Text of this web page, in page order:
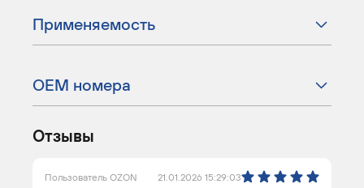
Применяемость
ОЕМ номера
Отзывы
Пользователь OZON 21.01.2026 15:29:03